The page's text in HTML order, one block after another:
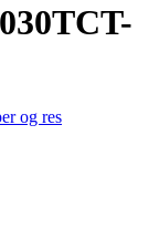
og res